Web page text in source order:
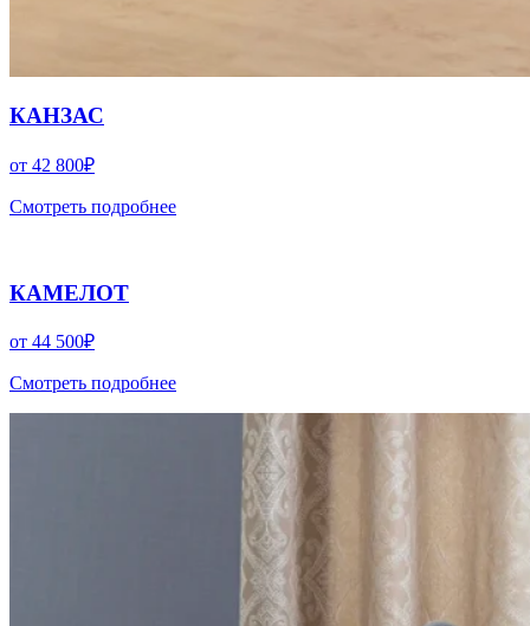
КАНЗАС
от 42 800₽
Смотреть подробнее
КАМЕЛОТ
от 44 500₽
Смотреть подробнее